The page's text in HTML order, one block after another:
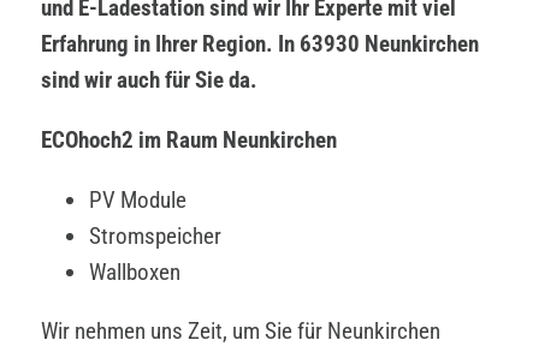
und E-Ladestation sind wir Ihr Experte mit viel
Erfahrung in Ihrer Region. In 63930 Neunkirchen
sind wir auch für Sie da.
ECOhoch2 im Raum Neunkirchen
PV Module
Stromspeicher
Wallboxen
Wir nehmen uns Zeit, um Sie für Neunkirchen